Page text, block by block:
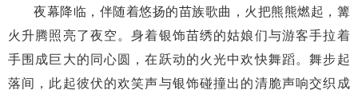
夜幕降临，伴随着悠扬的苗族歌曲，火把熊熊燃起，篝
火升腾照亮了夜空。身着银饰苗绣的姑娘们与游客手拉着
手围成巨大的同心圆，在跃动的火光中欢快舞蹈。舞步起
落间，此起彼伏的欢笑声与银饰碰撞出的清脆声响交织成